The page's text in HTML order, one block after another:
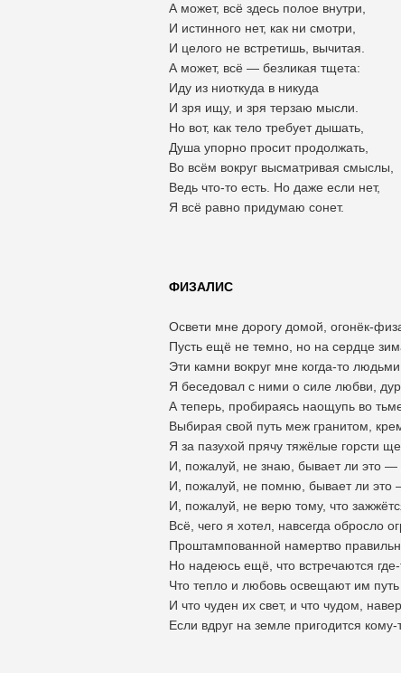
А может, всё здесь полое внутри,
И истинного нет, как ни смотри,
И целого не встретишь, вычитая.
А может, всё — безликая тщета:
Иду из ниоткуда в никуда
И зря ищу, и зря терзаю мысли.
Но вот, как тело требует дышать,
Душа упорно просит продолжать,
Во всём вокруг высматривая смыслы,
Ведь что-то есть. Но даже если нет,
Я всё равно придумаю сонет.
ФИЗАЛИС
Освети мне дорогу домой, огонёк-
Пусть ещё не темно, но на сердце
Эти камни вокруг мне когда-то людьми
Я беседовал с ними о силе любви,
А теперь, пробираясь наощупь во
Выбирая свой путь меж гранитом,
Я за пазухой прячу тяжёлые горсти
И, пожалуй, не знаю, бывает ли это —
И, пожалуй, не помню, бывает ли это
И, пожалуй, не верю тому, что
Всё, чего я хотел, навсегда обросло
Проштампованной намертво
Но надеюсь ещё, что встречаются
Что тепло и любовь освещают им путь
И что чуден их свет, и что чудом,
Если вдруг на земле пригодится кому-